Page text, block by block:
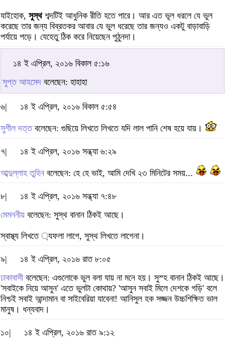
যাইহোক, সুস্থশব্দটিই আধুনিক রীতি হতে পারে। আর এত ভূল ধরলে যে ভুল
করেছে তার জন্য বিব্রতকর আবার যে ভুল ধরেছে তার জন্যও একটু বাড়াবাড়ি
পর্যায়ে পড়ে। যেহেতু ঠিক করে নিয়েছেন পুঠুনদা।
১৪ ই এপ্রিল, ২০১৬ বিকাল ৫:১৬
সুপ্ত আহমেদ বলেছেন: হাহাহা
৬| ১৪ ই এপ্রিল, ২০১৬ বিকাল ৫:৫৪
সুশীল দত্তবলেছেন: গুছিয়ে লিখতে লিখতে যদি লাল পানি শেষ হয়ে যায়।
৭| ১৪ ই এপ্রিল, ২০১৬ সন্ধ্যা ৬:২৯
আব্দুল্লাহ তুহিন বলেছেন: হে হে ভাই, আমি দেখি ২৩ মিনিটের সময়...
৮|
১৪ ই এপ্রিল, ২০১৬ সন্ধ্যা ৭:৪৮
মেমননীয় বলেছেন: সুস্থ বানান ঠিকই আছে।
স্বাস্থ্য লিখতে ্যফলা লাগে, সুস্থ লিখতে লাগেনা।
৯|
১৪ ই এপ্রিল, ২০১৬ রাত ৮:০৫
ঢাকাবাসীবলেছেন: এগুলোকে ভুল বলা যায় না মনে হয়। সুস্হ বানান ঠিকই আছে।
'সবাইকে নিয়ে আসুন' এতে ভুলটা কোথায়? 'আসুন সবাই মিলে দেশকে গড়ি' বলে
নিশ্চই সবাই আন্দামান বা সাইবেরিয়া যাবেনা! আনিসুল হক সজ্জন উচ্চশিক্ষিত ভাল
মানুষ। ধন্যবাদ।
১০|
১৪ ই এপ্রিল, ২০১৬ রাত ৯:১২